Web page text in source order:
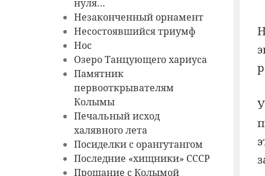
нуля…
Незаконченный орнамент
Несостоявшийся триумф
Нос
Озеро Танцующего хариуса
Памятник
первооткрывателям
Колымы
Печальный исход
халявного лета
Посиделки с орангутангом
Последние «хищники» СССР
Прощание с Колымой